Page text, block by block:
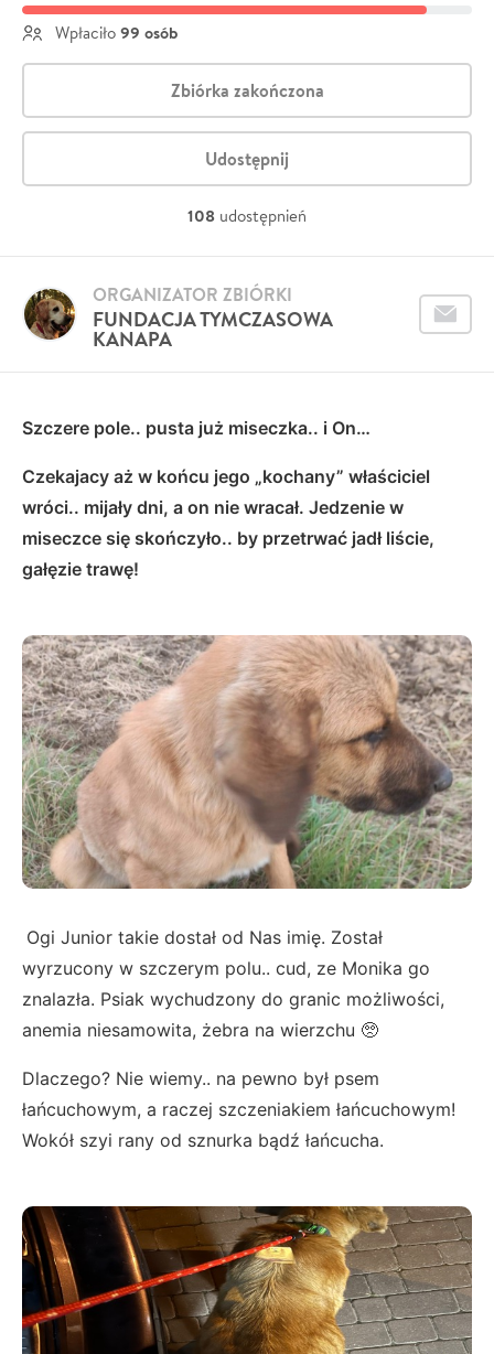
Wpłaciło 99 osób
Zbiórka zakończona
Udostępnij
108 udostępnień
FUNDACJA TYMCZASOWA
KANAPA
ORGANIZATOR ZBIÓRKI
Szczere pole.. pusta już miseczka.. i On…
Czekajacy aż w końcu jego „kochany” właściciel
wróci.. mijały dni, a on nie wracał. Jedzenie w
miseczce się skończyło.. by przetrwać jadł liście,
gałęzie trawę!
Ogi Junior takie dostał od Nas imię. Został
wyrzucony w szczerym polu.. cud, ze Monika go
znalazła. Psiak wychudzony do granic możliwości,
anemia niesamowita, żebra na wierzchu 🥺
Dlaczego? Nie wiemy.. na pewno był psem
łańcuchowym, a raczej szczeniakiem łańcuchowym!
Wokół szyi rany od sznurka bądź łańcucha.